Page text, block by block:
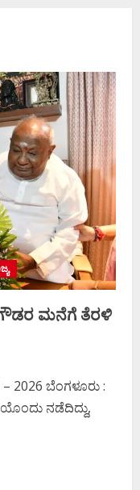
ಮನೆಗೆ ತೆರಳಿ
2026 ಬೆಂಗಳೂರು :
ನಡೆದಿದ್ದು,